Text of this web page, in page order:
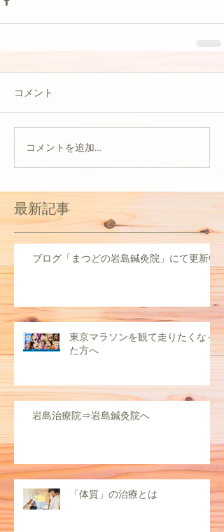
コメント
コメントを追加…
最新記事
ブログ「まつどの岩島鍼灸院」にて更新中
東京マラソンを観て走りたくなっ
た方へ
岩島治療院⇒岩島鍼灸院へ
「体質」の治療とは